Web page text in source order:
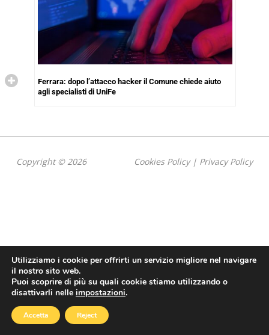
Ferrara: dopo l’attacco hacker il Comune chiede aiuto
agli specialisti di UniFe
Copyright © 2026 Cookies Policy| Privacy Policy
Utilizziamo i cookie per offrirti un servizio migliore nel navigare
il nostro sito web.
Puoi scoprire di più su quali cookie stiamo utilizzando o
disattivarli nelle impostazioni.
Accetta Reject